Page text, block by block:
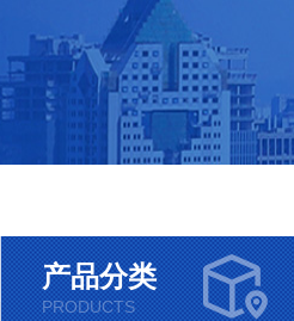
产品分类
PRODUCTS